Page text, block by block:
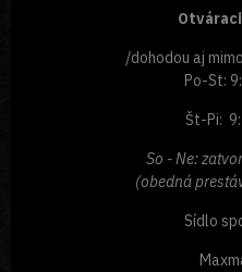
/dohodou aj
Po-St:
Št-Pi:
So - Ne:
(obedná
Sídlo